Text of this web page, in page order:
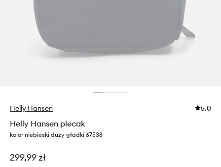
Helly Hansen 5.0
Helly Hansen plecak
kolor niebieski duży gładki 67538
299,99 zł